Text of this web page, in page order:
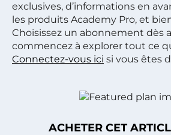
exclusives, d’informations en
les produits Academy Pro, et
Choisissez un abonnement dès
commencez à explorer tout ce
Connectez-vous ici si vous êtes
ACHETER CET